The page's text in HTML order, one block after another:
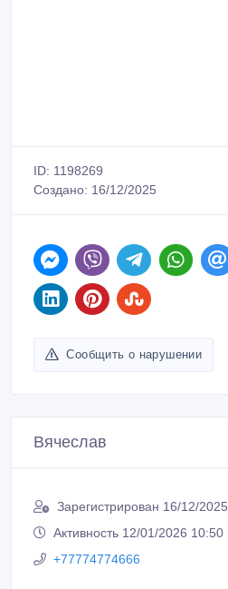
ID: 1198269
Создано: 16/12/2025
Сообщить о нарушении
Вячеслав
Зарегистрирован 16/12/2025
Активность 12/01/2026 10:50
+77774774666